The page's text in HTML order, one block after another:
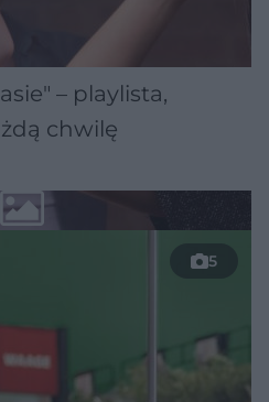
– playlista,
chwilę
5